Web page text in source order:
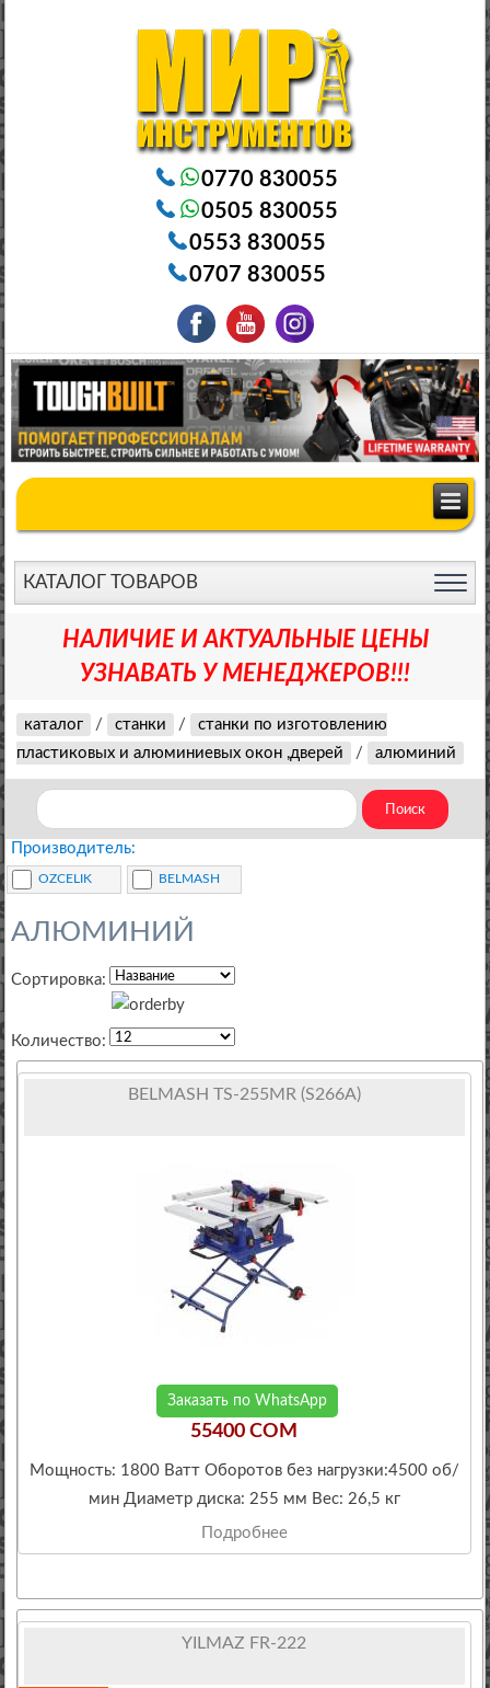
0770 830055
0505 830055
0553 830055
0707 830055
КАТАЛОГ ТОВАРОВ
НАЛИЧИЕ И АКТУАЛЬНЫЕ ЦЕНЫ
УЗНАВАТЬ У МЕНЕДЖЕРОВ!!!
каталог / станки /
станки по изготовлению
пластиковых и алюминиевых окон ,дверей
/ алюминий
Производитель:
OZCELIK BELMASH
АЛЮМИНИЙ
Сортировка:
Количество:
BELMASH TS-255MR (S266A)
Заказать по WhatsApp
55400 COM
Мощность: 1800 Ватт Оборотов без нагрузки:4500 об/
мин Диаметр диска: 255 мм Вес: 26,5 кг
Подробнее
YILMAZ FR-222